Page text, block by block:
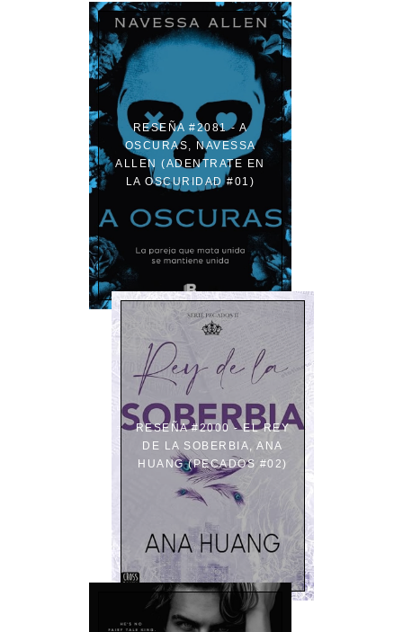
RESEÑA #2081 - A
OSCURAS, NAVESSA
ALLEN (ADENTRATE EN
LA OSCURIDAD #01)
RESEÑA #2000 - EL REY
DE LA SOBERBIA, ANA
HUANG (PECADOS #02)